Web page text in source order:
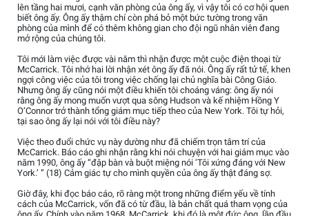
lên tầng hai mươi, cạnh văn phòng của ông ấy, vì vậy tôi có cơ hội quen
biết ông ấy. Ông ấy thậm chí còn phá bỏ một bức tường trong văn
phòng của mình để có thêm không gian cho đội ngũ nhân viên đang
mở rộng của chúng tôi.
Tôi mới làm việc được vài năm thì nhận được một cuộc điện thoại từ
McCarrick. Tôi nhớ hai lời nhận xét ông ấy đã nói. Ông ấy rất tử tế, khen
ngợi công việc của tôi trong việc chống lại chủ nghĩa bài Công Giáo.
Nhưng ông ấy cũng nói một điều khiến tôi choáng váng: ông ấy nói
rằng ông ấy mong muốn vượt qua sông Hudson và kế nhiệm Hồng Y
O’Connor trở thành tổng giám mục tiếp theo của New York. Tôi tự hỏi,
tại sao ông ấy lại nói với tôi điều này?
Việc theo đuổi chức vụ này dường như đã chiếm trọn tâm trí của
McCarrick. Báo cáo ghi nhận rằng khi nói chuyện với hai giám mục vào
năm 1990, ông ấy “đập bàn và buột miệng nói ‘Tôi xứng đáng với New
York.’ ” (18) Cảm giác tự cho mình quyền của ông ấy thật đáng sợ.
Giờ đây, khi đọc báo cáo, rõ ràng một trong những điểm yếu về tính
cách của McCarrick, vốn đã có từ đầu, là bản chất quá tham vọng của